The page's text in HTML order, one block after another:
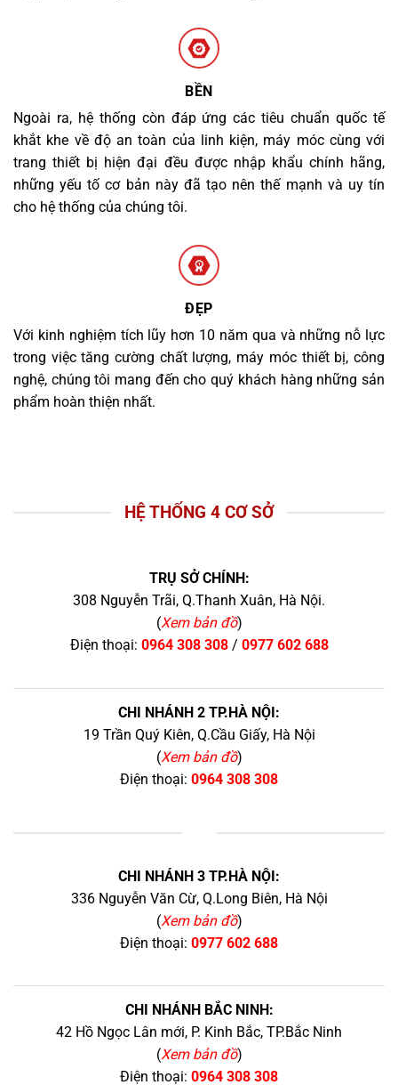
BỀN
Ngoài ra, hệ thống còn đáp ứng các tiêu chuẩn quốc tế
khắt khe về độ an toàn của linh kiện, máy móc cùng với
trang thiết bị hiện đại đều được nhập khẩu chính hãng,
những yếu tố cơ bản này đã tạo nên thế mạnh và uy tín
cho hệ thống của chúng tôi.
ĐẸP
Với kinh nghiệm tích lũy hơn 10 năm qua và những nỗ lực
trong việc tăng cường chất lượng, máy móc thiết bị, công
nghệ, chúng tôi mang đến cho quý khách hàng những sản
phẩm hoàn thiện nhất.
HỆ THỐNG 4 CƠ SỞ
TRỤ SỞ CHÍNH:
308 Nguyễn Trãi, Q.Thanh Xuân, Hà Nội.
(Xem bản đồ)
Điện thoại: 0964 308 308/ 0977 602 688
CHI NHÁNH 2 TP.HÀ NỘI:
19 Trần Quý Kiên, Q.Cầu Giấy, Hà Nội
(Xem bản đồ)
Điện thoại: 0964 308 308
CHI NHÁNH 3 TP.HÀ NỘI:
336 Nguyễn Văn Cừ, Q.Long Biên, Hà Nội
(Xem bản đồ)
Điện thoại: 0977 602 688
CHI NHÁNH BẮC NINH:
42 Hồ Ngọc Lân mới, P. Kinh Bắc, TP.Bắc Ninh
(Xem bản đồ)
Điện thoại: 0964 308 308